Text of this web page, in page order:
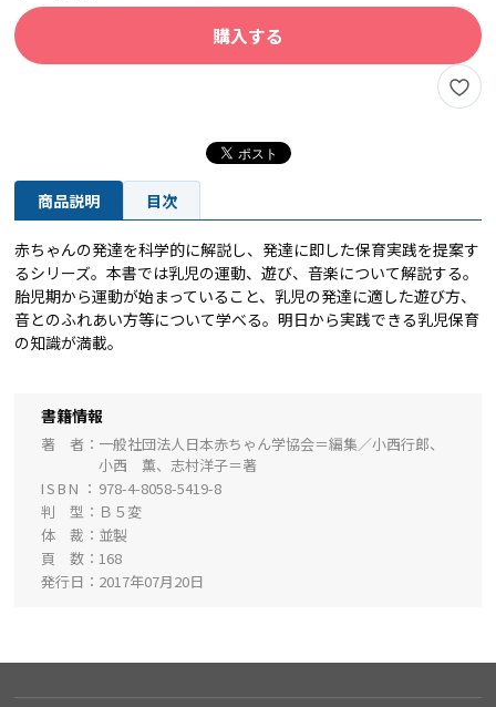
購入する
商品説明 目次
赤ちゃんの発達を科学的に解説し、発達に即した保育実践を提案す
るシリーズ。本書では乳児の運動、遊び、音楽について解説する。
胎児期から運動が始まっていること、乳児の発達に適した遊び方、
音とのふれあい方等について学べる。明日から実践できる乳児保育
の知識が満載。
書籍情報
著 者
一般社団法人日本赤ちゃん学協会＝編集／小西行郎、
小西 薫、志村洋子＝著
ISBN
978-4-8058-5419-8
判 型
Ｂ５変
体 裁
並製
頁 数
168
発行日
2017年07月20日